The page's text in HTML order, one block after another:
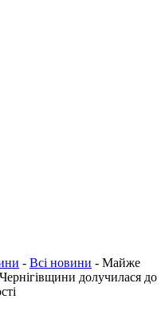
- Всі новини - Майже
долучилася до